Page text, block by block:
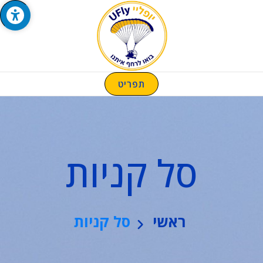
טיסות חוויה בטרקטורון מעופף | טיסות חוויה ואקסטרים
052-2-457-457
סל קניות
ראשי סל קניות